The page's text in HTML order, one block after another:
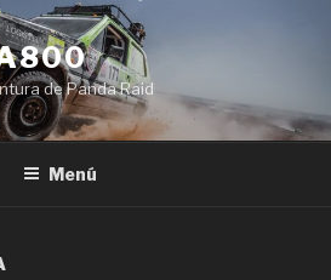
de Panda Raid
Menú